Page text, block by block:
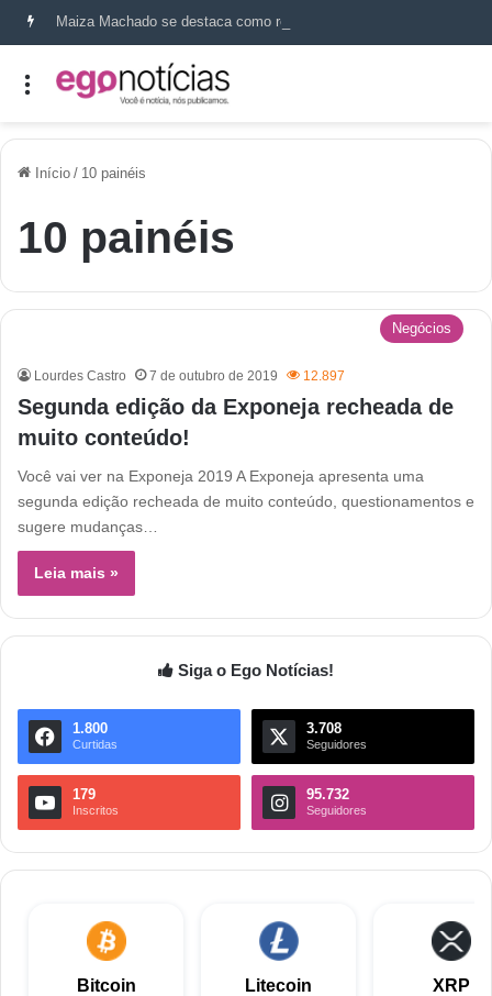
Início / 10 painéis
10 painéis
Negócios
Lourdes Castro 7 de outubro de 2019 12.897
Segunda edição da Exponeja recheada de
muito conteúdo!
Você vai ver na Exponeja 2019 A Exponeja apresenta uma
segunda edição recheada de muito conteúdo, questionamentos e
sugere mudanças…
Leia mais »
Siga o Ego Notícias!
1.800
Curtidas
3.708
Seguidores
179
Inscritos
95.732
Seguidores
Bitcoin Litecoin XRP